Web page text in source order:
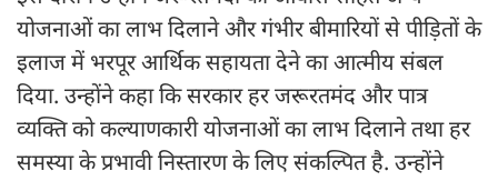
योजनाओं का लाभ दिलाने और गंभीर बीमारियों से पीड़ितों के
इलाज में भरपूर आर्थिक सहायता देने का आत्मीय संबल
दिया. उन्होंने कहा कि सरकार हर जरूरतमंद और पात्र
व्यक्ति को कल्याणकारी योजनाओं का लाभ दिलाने तथा हर
समस्या के प्रभावी निस्तारण के लिए संकल्पित है. उन्होंने